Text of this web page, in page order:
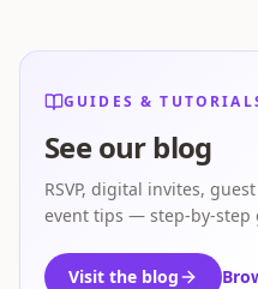
GUIDES &
See our blog
RSVP, digital invites,
event tips — step-by-step
Visit the blog